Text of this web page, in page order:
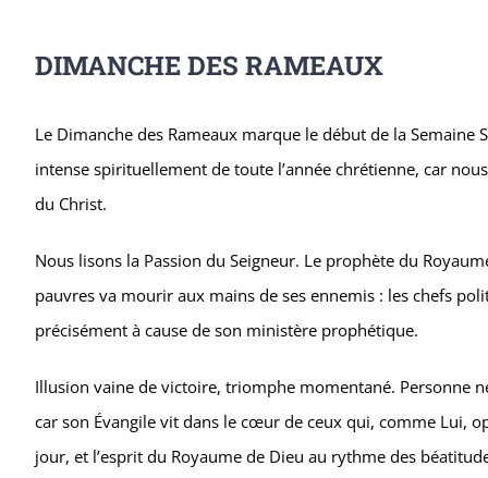
DIMANCHE DES RAMEAUX
Le Dimanche des Rameaux marque le début de la
intense spirituellement de toute l’année chrétienne, car
du Christ.
Nous lisons la Passion du Seigneur. Le prophète du
pauvres va mourir aux mains de ses ennemis : les chefs
précisément à cause de son ministère prophétique.
Illusion vaine de victoire, triomphe momentané. Personne
car son Évangile vit dans le cœur de ceux qui, comme Lui,
jour, et l’esprit du Royaume de Dieu au rythme des